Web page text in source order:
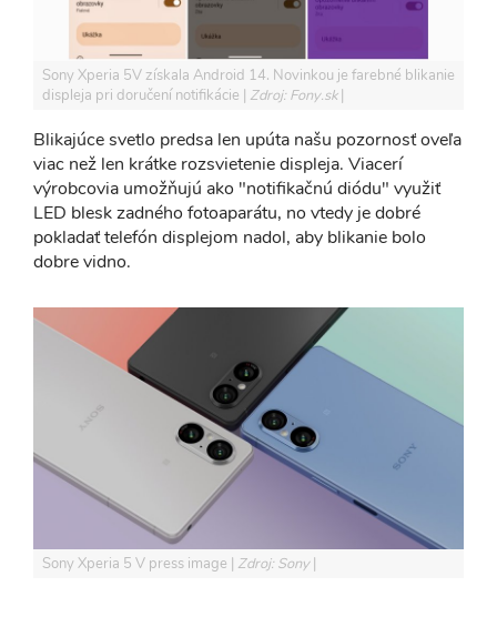
Sony Xperia 5V získala Android 14. Novinkou je farebné blikanie
displeja pri doručení notifikácie
Zdroj: Fony.sk
Blikajúce svetlo predsa len upúta našu pozornosť oveľa
viac než len krátke rozsvietenie displeja. Viacerí
výrobcovia umožňujú ako "notifikačnú diódu" využiť
LED blesk zadného fotoaparátu, no vtedy je dobré
pokladať telefón displejom nadol, aby blikanie bolo
dobre vidno.
Sony Xperia 5 V press image Zdroj: Sony